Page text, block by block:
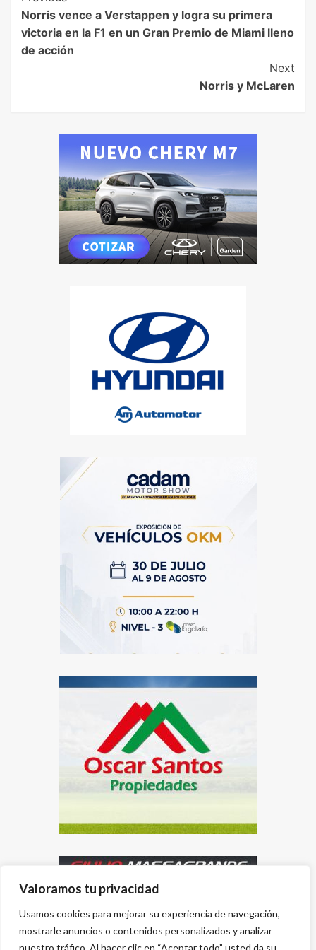
Valoramos tu privacidad
Usamos cookies para mejorar su experiencia de navegación,
mostrarle anuncios o contenidos personalizados y analizar
nuestro tráfico. Al hacer clic en “Aceptar todo” usted da su
Norris vence a Verstappen y logra su primera
victoria en la F1 en un Gran Premio de Miami lleno
de acción
Next
Norris y McLaren